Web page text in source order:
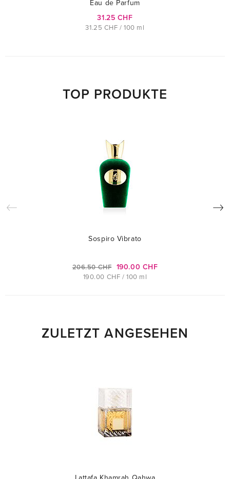
Eau de Parfum
31.25 CHF
31.25 CHF / 100 ml
TOP PRODUKTE
Sospiro Vibrato
206.50 CHF 190.00 CHF
190.00 CHF / 100 ml
ZULETZT ANGESEHEN